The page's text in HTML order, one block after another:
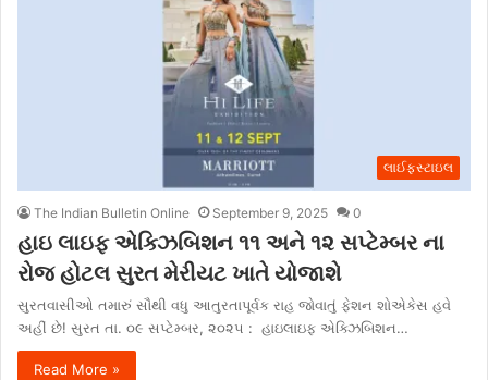
લાઈફસ્ટાઇલ
The Indian Bulletin Online September 9, 2025 0
હાઇ લાઇફ એક્ઝિબિશન ૧૧ અને ૧૨ સપ્ટેમ્બર ના
રોજ હોટલ સુરત મેરીયટ ખાતે યોજાશે
સુરતવાસીઓ તમારું સૌથી વધુ આતુરતાપૂર્વક રાહ જોવાતું ફેશન શોએકેસ હવે
અહીં છે! સુરત તા. ૦૯ સપ્ટેમ્બર, ૨૦૨૫ : હાઇલાઇફ એક્ઝિબિશન…
Read More »